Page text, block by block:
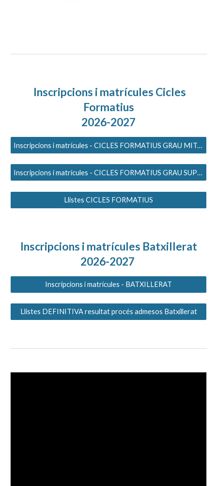
Inscripcions i matrícules Cicles
Formatius
2026-2027
Inscripcions i matrícules - CICLES FORMATIUS GRAU MITJÀ
Inscripcions i matrícules - CICLES FORMATIUS GRAU SUPERIOR
Llistes CICLES FORMATIUS
Inscripcions i matrícules Batxillerat
2026-2027
Inscripcions i matrícules - BATXILLERAT
Llistes DEFINITIVA resultat procés admesos Batxillerat